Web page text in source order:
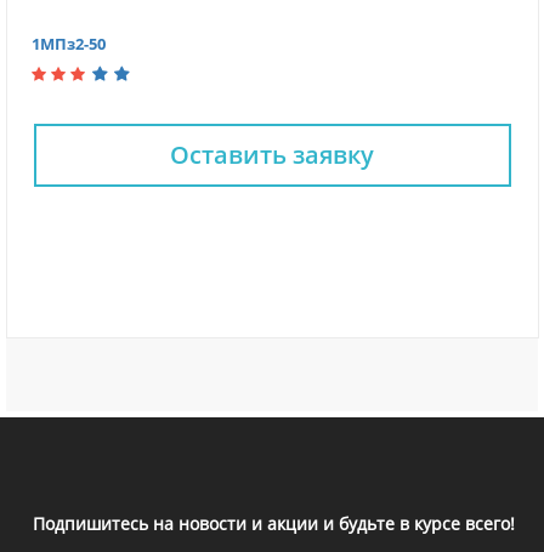
1МПз2-50
Оставить заявку
Подпишитесь на новости и акции и будьте в курсе всего!